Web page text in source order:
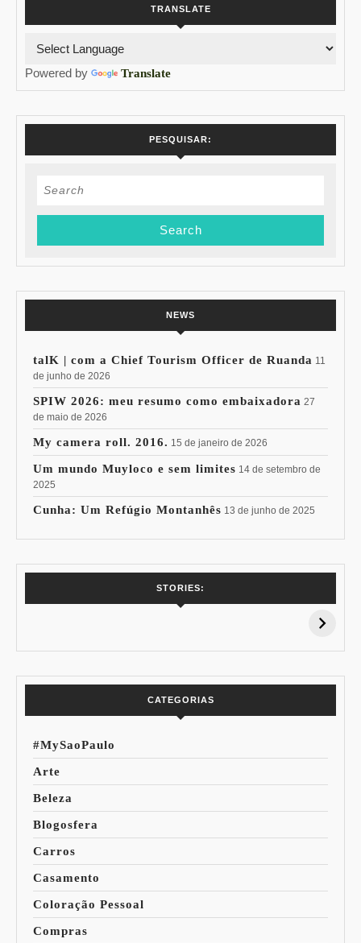
TRANSLATE
Powered by Translate
PESQUISAR:
Search
NEWS
talK | com a Chief Tourism Officer de Ruanda 11
de junho de 2026
SPIW 2026: meu resumo como embaixadora 27
de maio de 2026
My camera roll. 2016. 15 de janeiro de 2026
Um mundo Muyloco e sem limites 14 de setembro de
2025
Cunha: Um Refúgio Montanhês 13 de junho de 2025
STORIES:
15% de
Pessoal: Os
CATEGORIAS
#MySaoPaulo
Arte
Beleza
Blogosfera
Carros
Casamento
Coloração Pessoal
Compras